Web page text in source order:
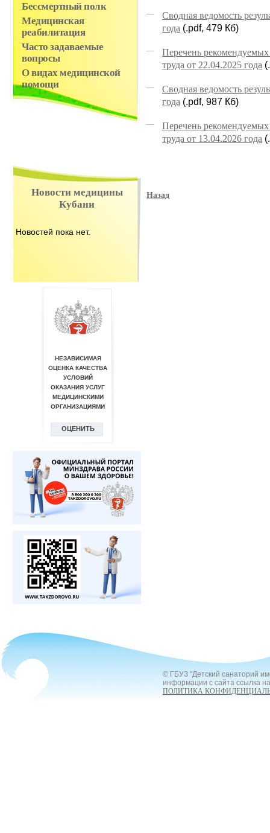
Бессмертный полк
Медицинская
реабилитация
Часто задаваемые
вопросы
О видах медицинской
помощи
Новости медицины
Кубани
Новостей пока нет.
Сводная ведомость
года (.pdf, 479 Кб)
Перечень
труда от 22.04.2025 года
Сводная ведомость
года (.pdf, 987 Кб)
Перечень
труда от 13.04.2026 года
Назад
© ГБУЗ "Детский санаторий
информации с сайта ссылка
ПОЛИТИКА